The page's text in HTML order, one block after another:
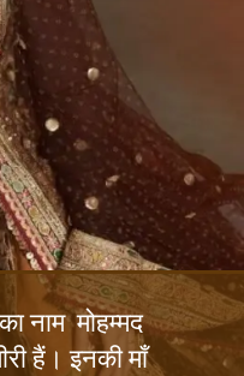
नाम मोहम्मद
हैं। इनकी माँ